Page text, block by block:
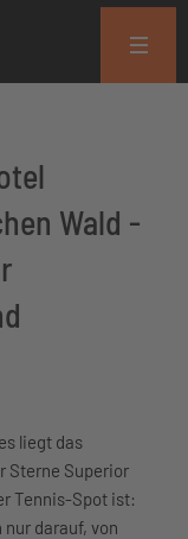
Wald -
liegt das
Sterne Superior
Tennis-Spot ist:
darauf, von